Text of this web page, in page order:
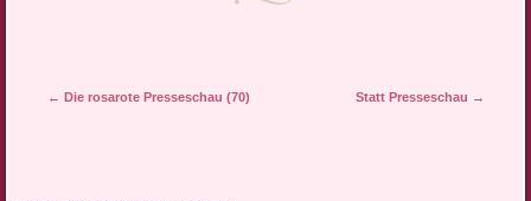
Artikel-Navigation
← Die rosarote Presseschau (70) Statt Presseschau →